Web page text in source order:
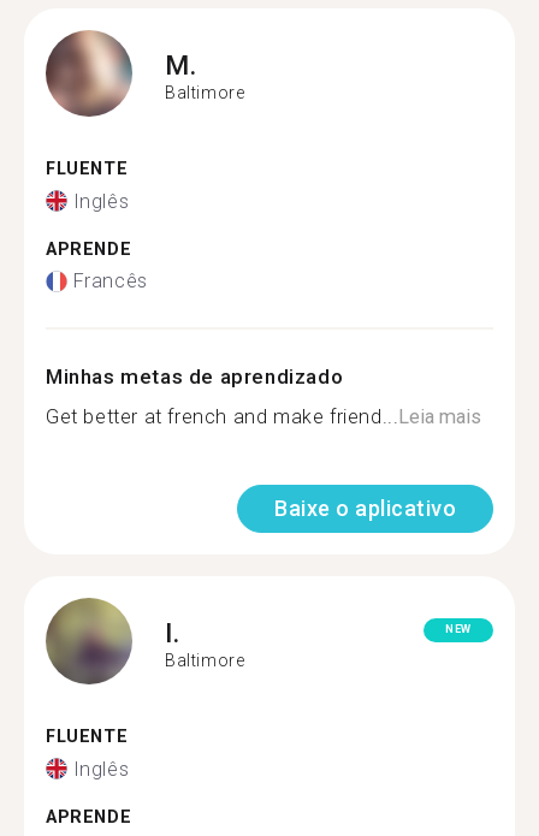
M.
Baltimore
FLUENTE
Inglês
APRENDE
Francês
Minhas metas de aprendizado
Get better at french and make friend...Leia mais
Baixe o aplicativo
I.
Baltimore
NEW
FLUENTE
Inglês
APRENDE